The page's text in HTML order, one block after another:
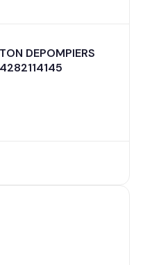
DEPOMPIERS